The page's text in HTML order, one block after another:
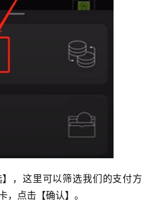
，这里可以筛选我们的支付方
，点击【确认】。